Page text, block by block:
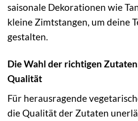
saisonale Dekorationen wie
kleine Zimtstangen, um deine
gestalten.
Die Wahl der richtigen
Qualität
Für herausragende
die Qualität der Zutaten